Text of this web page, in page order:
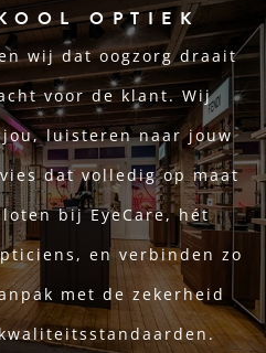
OPTIEK
wij dat oogzorg draait
voor de klant. Wij
luisteren naar jouw
dat volledig op maat
bij EyeCare, hét
en verbinden zo
met de zekerheid